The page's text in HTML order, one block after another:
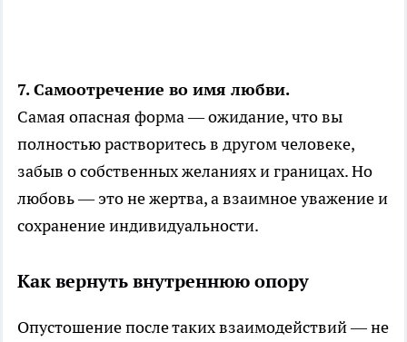
7. Самоотречение во имя любви.
Самая опасная форма — ожидание, что вы
полностью растворитесь в другом человеке,
забыв о собственных желаниях и границах. Но
любовь — это не жертва, а взаимное уважение и
сохранение индивидуальности.
Как вернуть внутреннюю опору
Опустошение после таких взаимодействий — не